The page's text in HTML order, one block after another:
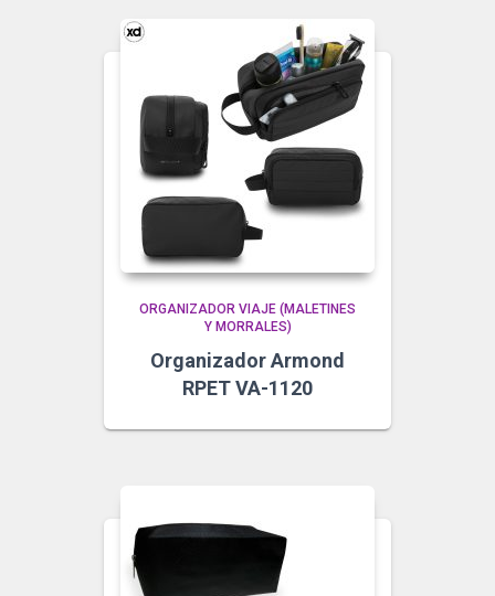
ORGANIZADOR VIAJE (MALETINES
Y MORRALES)
Organizador Armond
RPET VA-1120